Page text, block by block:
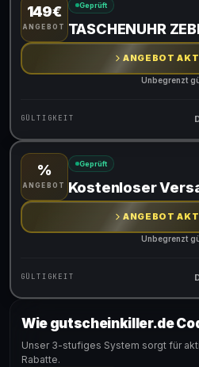
Gültig für teilnehmende Produkte
149€
ANGEBOT
Geprüft
TASCHENUHR
ANGEBOT
Unbegrenzt
GÜLTIGKEIT
Gültig für teilnehmende Produkte
%
ANGEBOT
Geprüft
Kostenloser
ANGEBOT
Unbegrenzt
GÜLTIGKEIT
Gültig für teilnehmende Produkte
Wie gutscheinkiller.de
Unser 3-stufiges System sorgt für
Rabatte.